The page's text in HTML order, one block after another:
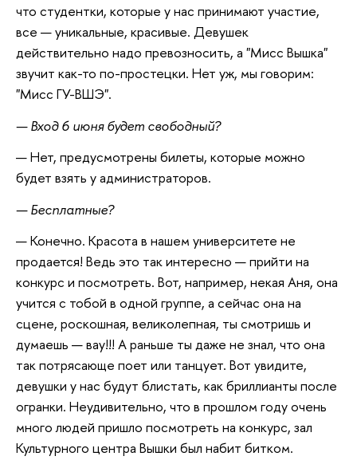
что студентки, которые у нас принимают участие,
все — уникальные, красивые. Девушек
действительно надо превозносить, а "Мисс Вышка"
звучит как-то по-простецки. Нет уж, мы говорим:
"Мисс ГУ-ВШЭ".
— Вход 6 июня будет свободный?
— Нет, предусмотрены билеты, которые можно
будет взять у администраторов.
— Бесплатные?
— Конечно. Красота в нашем университете не
продается! Ведь это так интересно — прийти на
конкурс и посмотреть. Вот, например, некая Аня, она
учится с тобой в одной группе, а сейчас она на
сцене, роскошная, великолепная, ты смотришь и
думаешь — вау!!! А раньше ты даже не знал, что она
так потрясающе поет или танцует. Вот увидите,
девушки у нас будут блистать, как бриллианты после
огранки. Неудивительно, что в прошлом году очень
много людей пришло посмотреть на конкурс, зал
Культурного центра Вышки был набит битком.